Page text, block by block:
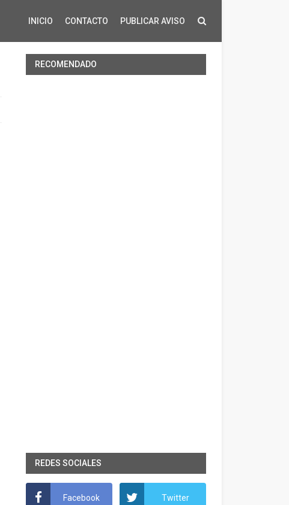
INICIO CONTACTO PUBLICAR AVISO
RECOMENDADO
REDES SOCIALES
Facebook Twitter